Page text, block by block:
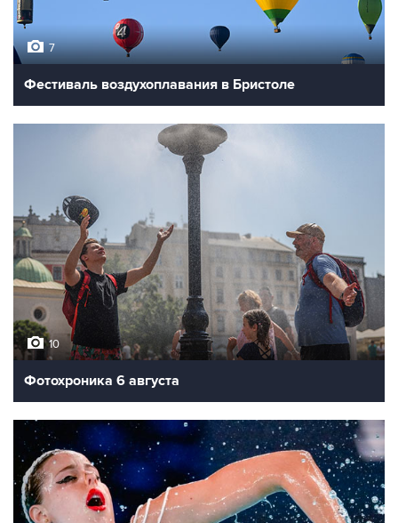
7
Фестиваль воздухоплавания в Бристоле
10
Фотохроника 6 августа